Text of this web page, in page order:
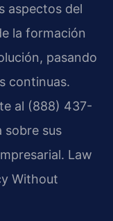
aspectos del
la formación
pasando
continuas.
al (888) 437-
sobre sus
Law
Without